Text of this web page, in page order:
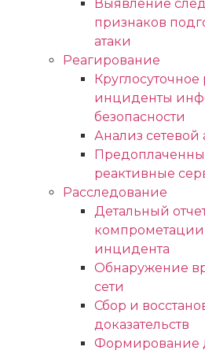
Выявление
признаков
атаки
Реагирование
инциденты
безопасности
Анализ сетевой
реактивные
Расследование
Детальный
инцидента
Обнаружение
сети
Сбор и
доказательств
Формирование